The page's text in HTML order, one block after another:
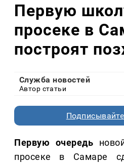
Первую
просеке в
построят
Служба новостей
Автор статьи
Первую очередь
просеке в Самаре